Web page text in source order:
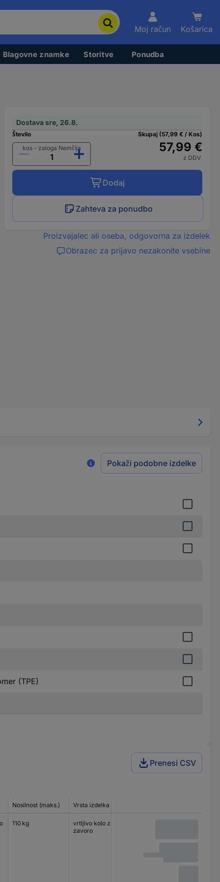
Moj račun Košarica
Blagovne znamke Storitve Ponudba
Dostava sre, 26.8.
Število
kos - zaloga Nemčija
Skupaj (57,99 € / Kos)
57,99 €
z DDV
Dodaj
Zahteva za ponudbo
Proizvajalec ali oseba, odgovorna za izdelek
Obrazec za prijavo nezakonite vsebine
Pokaži podobne izdelke
(TPE)
Prenesi CSV
Nosilnost (maks.) Vrsta izdelka
110 kg
vrtljivo kolo z
zavoro